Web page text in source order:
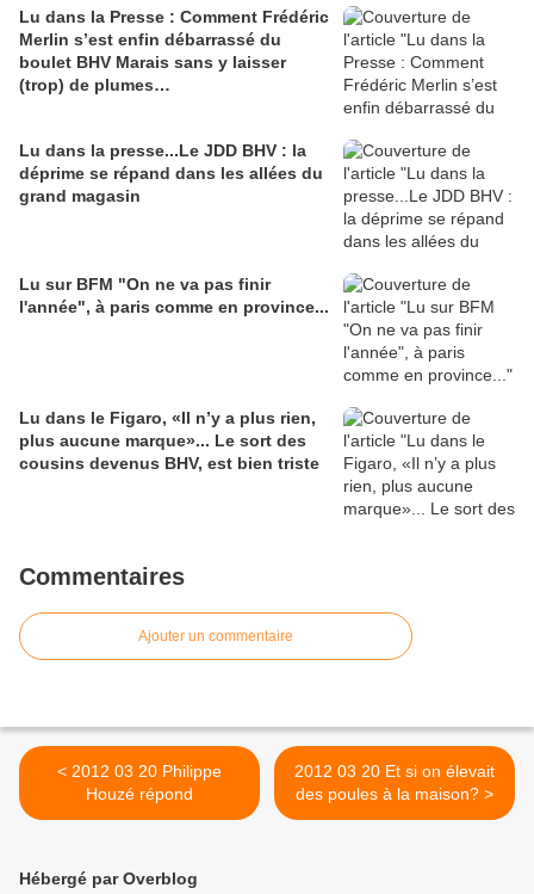
Lu dans la Presse : Comment Frédéric
Merlin s’est enfin débarrassé du
boulet BHV Marais sans y laisser
(trop) de plumes…
Lu dans la presse...Le JDD BHV : la
déprime se répand dans les allées du
grand magasin
Lu sur BFM "On ne va pas finir
l'année", à paris comme en province...
Lu dans le Figaro, «Il n’y a plus rien,
plus aucune marque»... Le sort des
cousins devenus BHV, est bien triste
Commentaires
Ajouter un commentaire
< 2012 03 20 Philippe
Houzé répond
2012 03 20 Et si on élevait
des poules à la maison? >
Hébergé par Overblog